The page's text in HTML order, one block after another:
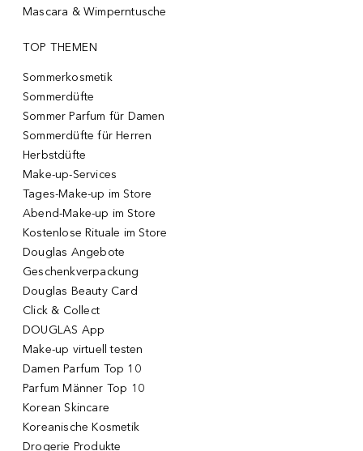
Mascara & Wimperntusche
TOP THEMEN
Sommerkosmetik
Sommerdüfte
Sommer Parfum für Damen
Sommerdüfte für Herren
Herbstdüfte
Make-up-Services
Tages-Make-up im Store
Abend-Make-up im Store
Kostenlose Rituale im Store
Douglas Angebote
Geschenkverpackung
Douglas Beauty Card
Click & Collect
DOUGLAS App
Make-up virtuell testen
Damen Parfum Top 10
Parfum Männer Top 10
Korean Skincare
Koreanische Kosmetik
Drogerie Produkte